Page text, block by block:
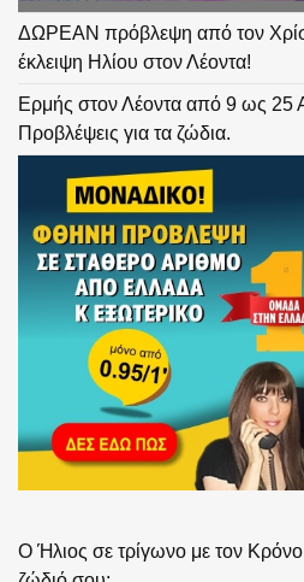
ΔΩΡΕΑΝ πρόβλεψη από τον
έκλειψη Ηλίου στον Λέοντα!
Ερμής στον Λέοντα από 9 ως 25
Προβλέψεις για τα ζώδια.
Ο Ήλιος σε τρίγωνο με τον